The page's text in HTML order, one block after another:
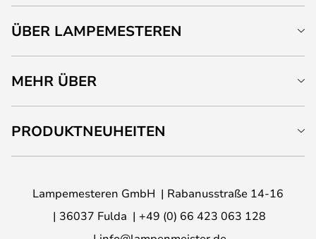
ÜBER LAMPEMESTEREN
MEHR ÜBER
PRODUKTNEUHEITEN
Lampemesteren GmbH
Rabanusstraße 14-16
36037 Fulda
+49 (0) 66 423 063 128